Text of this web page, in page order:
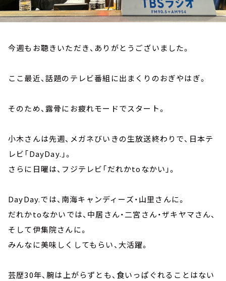
今週もお聴きいただき、ありがとうございました。
ここ最近、話題のテレビ番組に出まくりのおぎやはぎ。
そのため、露骨にお疲れモードでスタート。
小木さんは先週、メガネびいきの生放送終わりで、日本テ
レビ「DayDay.」。
さらに日曜は、フジテレビ「だれかtoなかい」。
DayDay.では、南海キャンディーズ・山里さんに。
だれかtoなかいでは、中居さん・二宮さん・ザキヤマさん、
そして伊集院さんに。
みんなに美味しくしてもらい、大活躍。
芸歴30年、腕は上がらずとも、食いっぱぐれることはない